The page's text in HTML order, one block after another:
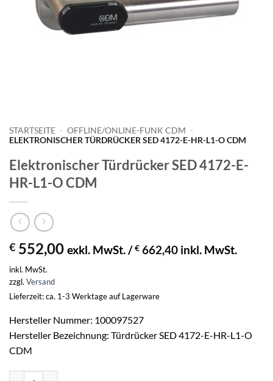
STARTSEITE - OFFLINE/ONLINE-FUNK CDM -
ELEKTRONISCHER TÜRDRÜCKER SED 4172-E-HR-L1-O CDM
Elektronischer Türdrücker SED 4172-E-
HR-L1-O CDM
€ 552,00 exkl. MwSt. /€ 662,40 inkl. MwSt.
inkl. MwSt.
zzgl. Versand
Lieferzeit: ca. 1-3 Werktage auf Lagerware
Hersteller Nummer: 100097527
Hersteller Bezeichnung: Türdrücker SED 4172-E-HR-L1-O
CDM